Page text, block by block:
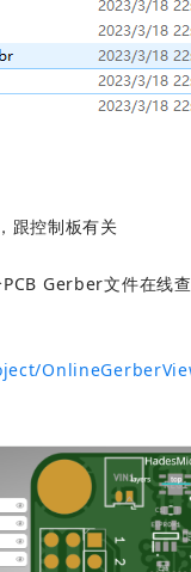
跟控制板有关
Gerber文件在线